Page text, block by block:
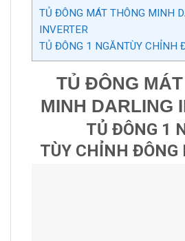
TỦ ĐÔNG MÁT THÔNG MINH
INVERTER
TỦ ĐÔNG 1 NGĂNTÙY CHỈNH
TỦ ĐÔNG
MINH DARLING
TỦ ĐÔNG 1
TÙY CHỈNH ĐÔNG